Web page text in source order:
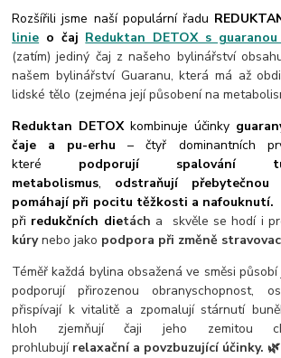
Rozšířili jsme naší populární řadu
linie o čaj Reduktan DETOX s
(zatím) jediný čaj z našeho bylinářství
našem bylinářství Guaranu, která má až
lidské tělo (zejména její působení na
Reduktan DETOXkombinuje účinky
čaje a pu-erhu– čtyř dominantních
které podporují spalování
metabolismus, odstraňují
pomáhají při pocitu těžkosti a nafouknutí.
při redukčních dietách a skvěle se hodí i
kúrynebo jako podpora při změně
Téměř každá bylina obsažená ve směsi působí
podporují přirozenou obranyschopnost,
přispívají k vitalitě a zpomalují stárnutí
hloh zjemňují čaji jeho zemitou
prohlubují relaxační a povzbuzující účinky.